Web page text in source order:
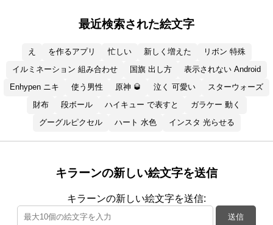
最近検索された絵文字
え を作るアプリ 忙しい 新しく増えた
リボン 特殊
イルミネーション 組み合わせ
国旗 出し方
表示されない Android
Enhypen ニキ
使う男性 原神 🥃 泣く 可愛い
スターウォーズ
財布
段ボール ハイキュー で表すと
ガラケー 動く
グーグルピクセル
ハート 水色 インスタ 光らせる
キラーンの新しい絵文字を送信
キラーンの新しい絵文字を送信:
送信